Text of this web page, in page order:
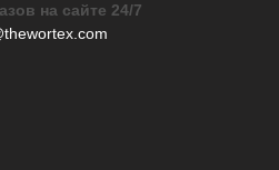
на сайте 24/7